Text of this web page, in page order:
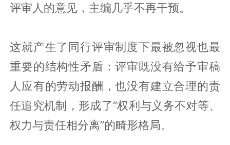
评审人的意见，主编几乎不再干预。
这就产生了同行评审制度下最被忽视也最
重要的结构性矛盾：评审既没有给予审稿
人应有的劳动报酬，也没有建立合理的责
任追究机制，形成了“权利与义务不对等、
权力与责任相分离”的畸形格局。